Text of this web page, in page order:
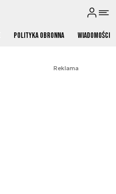
Polityka obronna Wiadomości
Reklama